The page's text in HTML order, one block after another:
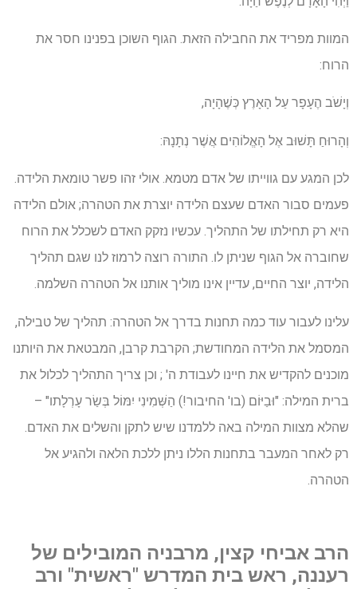
המוות מפריד את החבילה הזאת. הגוף השוכן בפנינו חסר את
הרוח:
וְיָשֹׁב הֶעָפָר עַל הָאָרֶץ כְּשֶׁהָיָה,
וְהָרוּחַ תָּשׁוּב אֶל הָאֱלוֹהִים אֲשֶׁר נְתָנָהּ:
לכן המגע עם גווייתו של אדם מטמא. אולי זהו פשר טומאת הלידה.
פעמים סבור האדם שעצם הלידה יוצרת את הטהרה; אולם הלידה
היא רק תחילתו של התהליך. עכשיו נזקק האדם לשכלל את הרוח
שחוברה אל הגוף שניתן לו. התורה רוצה לרמוז לנו שגם תהליך
הלידה, יוצר החיים, עדיין אינו מוליך אותנו אל הטהרה השלמה.
עלינו לעבור עוד כמה תחנות בדרך אל הטהרה: תהליך של טבילה,
המסמל את הלידה המחודשת; הקרבת קרבן, המבטאת את היותנו
מוכנים להקדיש את חיינו לעבודת ה' ; וכן צריך התהליך לכלול את
ברית המילה: "וּבַיּוֹם (בו' החיבור!) הַשְּׁמִינִי יִמּוֹל בְּשַׂר עָרְלָתו" –
שהלא מצוות המילה באה ללמדנו שיש לתקן והשלים את האדם.
רק לאחר המעבר בתחנות הללו ניתן ללכת הלאה ולהגיע אל
הטהרה.
הרב אביחי קצין, מרבניה המובילים של
רעננה, ראש בית המדרש "ראשית" ורב